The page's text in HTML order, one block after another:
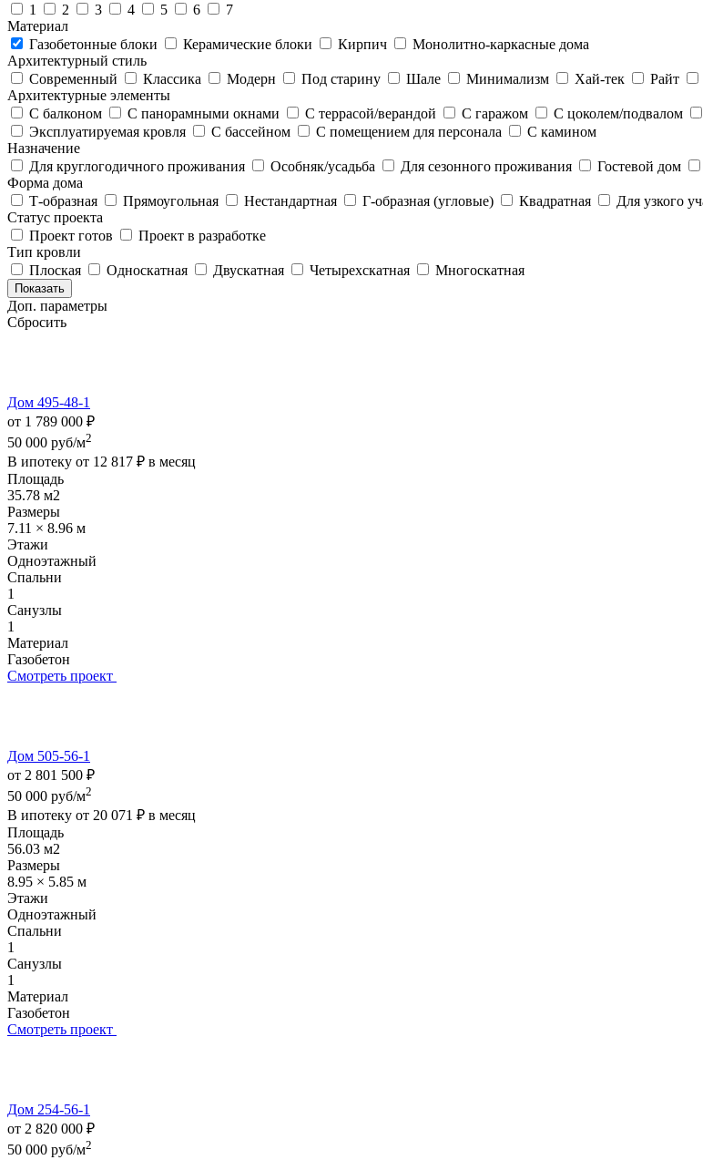
1
2 3 4 5 6
7
Материал
Газобетонные блоки
Керамические блоки Кирпич
Монолитно-каркасные дома
Архитектурный стиль
Современный
Классика Модерн Под старину Шале Минимализм Хай-тек Райт
Архитектурные элементы
С балконом
С панорамными окнами С террасой/верандой С гаражом С цоколем/подвалом
Эксплуатируемая кровля
С бассейном С помещением для персонала
С камином
Назначение
Для круглогодичного проживания
Особняк/усадьба Для сезонного проживания Гостевой дом
Форма дома
Т-образная
Прямоугольная Нестандартная Г-образная (угловые) Квадратная Для узкого
Статус проекта
Проект готов
Проект в разработке
Тип кровли
Плоская
Односкатная Двускатная Четырехскатная Многоскатная
Показать
Доп. параметры
Сбросить
Дом 495-48-1
от 1 789 000 ₽
50 000 руб/м2
В ипотеку от 12 817 ₽ в месяц
Площадь
35.78 м2
Размеры
7.11 × 8.96 м
Этажи
Одноэтажный
Спальни
1
Санузлы
1
Материал
Газобетон
Смотреть проект
Дом 505-56-1
от 2 801 500 ₽
50 000 руб/м2
В ипотеку от 20 071 ₽ в месяц
Площадь
56.03 м2
Размеры
8.95 × 5.85 м
Этажи
Одноэтажный
Спальни
1
Санузлы
1
Материал
Газобетон
Смотреть проект
Дом 254-56-1
от 2 820 000 ₽
50 000 руб/м2